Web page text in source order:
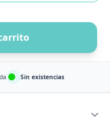
Sin existencias